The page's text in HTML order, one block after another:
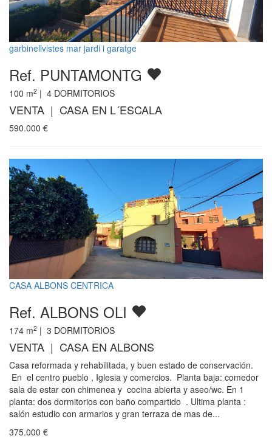
garbinellvistes mar jardi i garatge
Ref. PUNTAMONTG
100 m2 | 4 DORMITORIOS
VENTA | CASA EN L´ESCALA
590.000 €
CASA ALBONS CENTRICA
Ref. ALBONS OLI
174 m2 | 3 DORMITORIOS
VENTA | CASA EN ALBONS
Casa reformada y rehabilitada, y buen estado de conservación.
En el centro pueblo , Iglesia y comercios. Planta baja: comedor
sala de estar con chimenea y cocina abierta y aseo/wc. En 1
planta: dos dormitorios con baño compartido . Ultima planta :
salón estudio con armarios y gran terraza de mas de...
375.000 €